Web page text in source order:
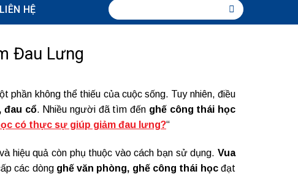
LIÊN HỆ
Đau Lưng
không thể thiếu của cuộc sống. Tuy nhiên, điều
đau cổ. Nhiều người đã tìm đến ghế công thái học
có thực sự giúp giảm đau lưng?“
hiệu quả còn phụ thuộc vào cách bạn sử dụng.Vua
các dòng ghế văn phòng, ghế công thái họcđạt